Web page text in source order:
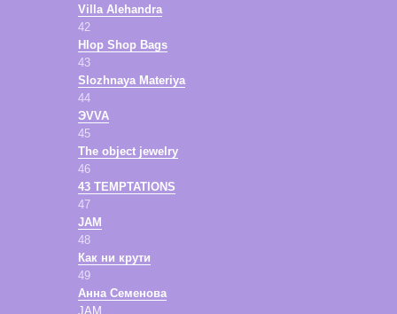
Villa Alehandra
42
Hlop Shop Bags
43
Slozhnaya Materiya
44
ЭVVA
45
The object jewelry
46
43 TEMPTATIONS
47
JAM
48
Как ни крути
49
Анна Семенова
JAM